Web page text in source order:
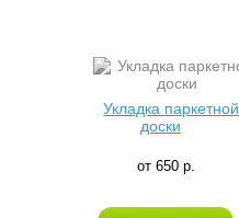
Укладка паркетной
доски
от 650 р.